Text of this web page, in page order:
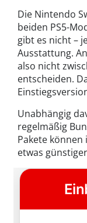
Die Nintendo
beiden PS5-
gibt es nicht –
Ausstattung.
also nicht
entscheiden.
Unabhängig
regelmäßig
Pakete können
etwas